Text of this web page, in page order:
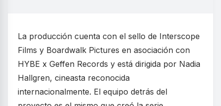
La producción cuenta con el sello de Interscope
Films y Boardwalk Pictures en asociación con
HYBE x Geffen Records y está dirigida por Nadia
Hallgren, cineasta reconocida
internacionalmente. El equipo detrás del